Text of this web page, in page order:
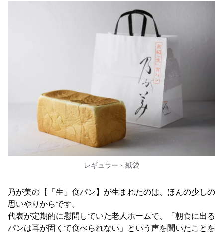
レギュラー・紙袋
乃が美の【「生」食パン】が生まれたのは、ほんの少しの
思いやりからです。
代表が定期的に慰問していた老人ホームで、「朝食に出る
パンは耳が固くて食べられない」という声を聞いたことを